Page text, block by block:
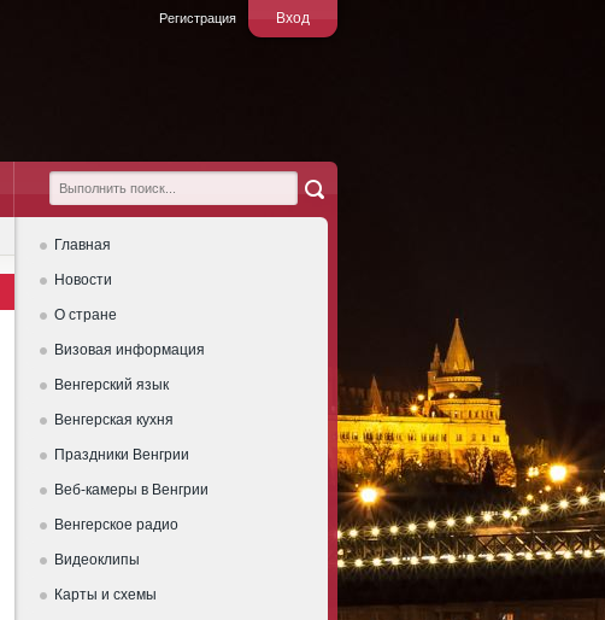
Вход
Регистрация
Главная
Новости
О стране
Визовая информация
Венгерский язык
Венгерская кухня
Праздники Венгрии
Веб-камеры в Венгрии
Венгерское радио
Видеоклипы
Карты и схемы